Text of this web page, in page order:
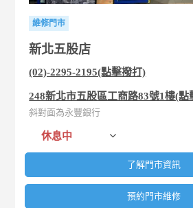
維修門市
新北五股店
(02)-2295-2195(點擊撥打)
248新北市五股區工商路83號1樓(點
斜對面為永豐銀行
休息中
了解門市資訊
預約門市維修